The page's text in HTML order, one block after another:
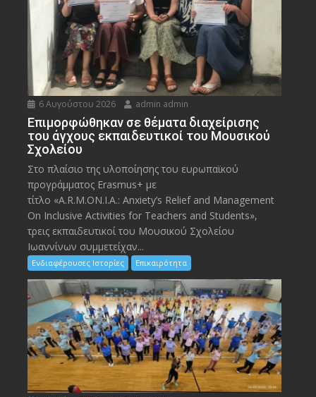
6 Αυγούστου 2026 admin admin
Eπιμορφώθηκαν σε θέματα διαχείρισης
του άγχους εκπαιδευτικοί του Μουσικού
Σχολείου
Στο πλαίσιο της υλοποίησης του ευρωπαϊκού
προγράμματος Erasmus+ με
τίτλο «A.R.M.ON.I.A.: Anxiety’s Relief and Management
On Inclusive Activities for Teachers and Students»,
τρεις εκπαιδευτικοί του Μουσικού Σχολείου
Ιωαννίνων συμμετείχαν...
Ενδιαφέρουσες Ιστορίες Επικαιρότητα